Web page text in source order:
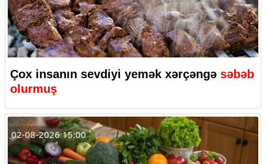
Çox insanın sevdiyi yemək xərçəngə səbəb
olurmuş
02-08-2026 15:00